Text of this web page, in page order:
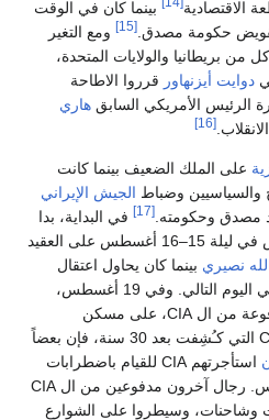
الاقتصادية
بينما كان في الوقت
حكومة مصدق. [15]
ومع التغير
بريطانيا والولايات المتحدة،
دوايت أيزنهاور قرروا الاطاحة
الرئيس الأمريكي السابق هاري
[16]
على الملك الضعيف بينما كانت
والسياسيين وضباط الجيش الإيراني
مصدق وحكومته. [17]
في البداية، بدا
الانقلاب فاشلاً عندما ألقي القبض في ليلة 15–16 أغسطس على العقيد
نصيري بينما كان يحاول اعتقال
مصدق. وهرب الشاه من البلد في اليوم التالي. وفي 19 أغسطس،
زحفت عصابة مؤيدة للشاه، مدفوعة من ال CIA، على مسكن
وحسب وثائق ال CIA التي كـُشِفت بعد 30 سنة، فإن بعضاً
استأجرتهم CIA للقيام باضطرابات
مؤيدة للشاه في يوم 19 أغسطس. رجال آخرون مدفوعين من ال CIA
وشاحنات، وسيطروا على الشوارع